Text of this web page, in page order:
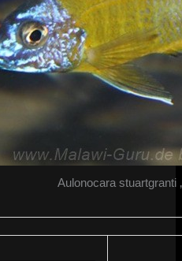
Aulonocara stuartgranti